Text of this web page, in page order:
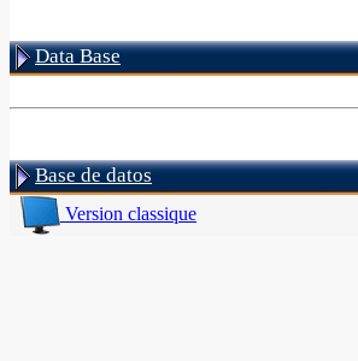
Data Base
Base de datos
Version classique